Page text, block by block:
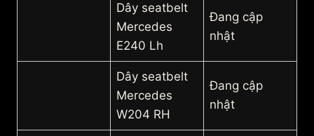
Dây seatbelt
Mercedes
E240 Lh
Đang cập
nhật
Dây seatbelt
Mercedes
W204 RH
Đang cập
nhật